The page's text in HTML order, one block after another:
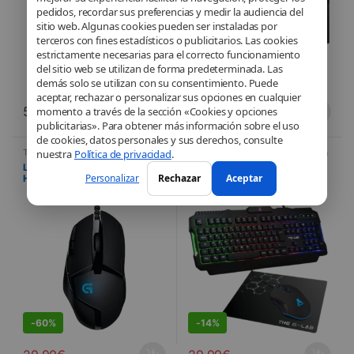
pedidos, recordar sus preferencias y medir la audiencia del
sitio web. Algunas cookies pueden ser instaladas por
terceros con fines estadísticos o publicitarios. Las cookies
estrictamente necesarias para el correcto funcionamiento
del sitio web se utilizan de forma predeterminada. Las
demás solo se utilizan con su consentimiento. Puede
aceptar, rechazar o personalizar sus opciones en cualquier
momento a través de la sección «Cookies y opciones
publicitarias». Para obtener más información sobre el uso
de cookies, datos personales y sus derechos, consulte
nuestra Política de privacidad.
Personalizar Rechazar Aceptar
59,99€ 59,99€
Teclados y ratones para juegos,
Gaming,Informática,Dispositivos
periféricos
Logitech – Souris gaming G402
Hyperion Fury – Souris Gamer
Programmables – PC / Mac – 4
-60%
Teclados y ratones para
juegos,Gaming,Informática
Dispositivos periféricos
PROMOTIONS,Ratón
The G-LAB Combo HELIUM –
Ensemble Gaming 3 en 1
-14%